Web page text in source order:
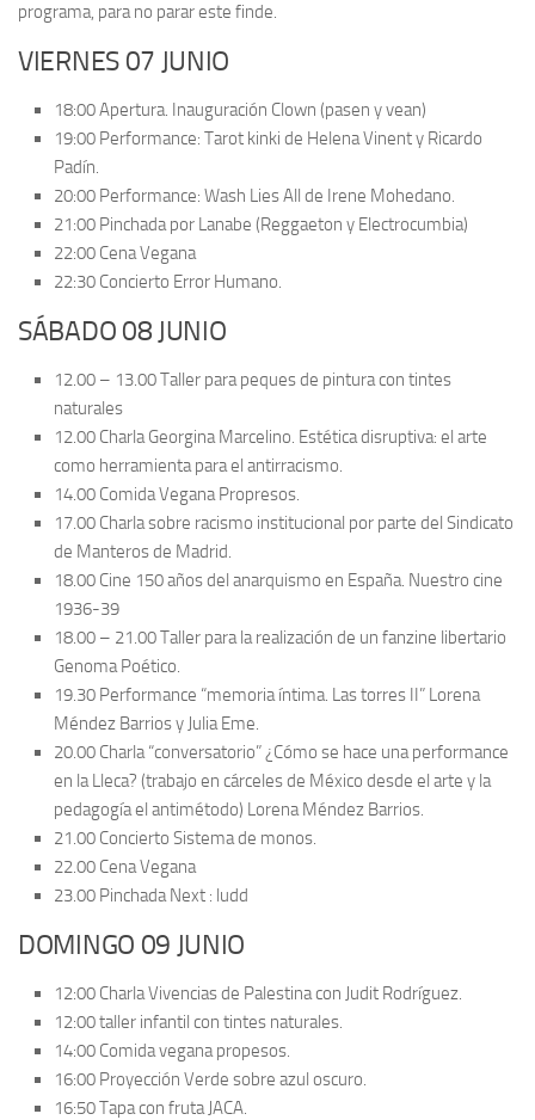
programa, para no parar este finde.
VIERNES 07 JUNIO
18:00 Apertura. Inauguración Clown (pasen y vean)
19:00 Performance: Tarot kinki de Helena Vinent y Ricardo
Padín.
20:00 Performance: Wash Lies All de Irene Mohedano.
21:00 Pinchada por Lanabe (Reggaeton y Electrocumbia)
22:00 Cena Vegana
22:30 Concierto Error Humano.
SÁBADO 08 JUNIO
12.00 – 13.00 Taller para peques de pintura con tintes
naturales
12.00 Charla Georgina Marcelino. Estética disruptiva: el arte
como herramienta para el antirracismo.
14.00 Comida Vegana Propresos.
17.00 Charla sobre racismo institucional por parte del Sindicato
de Manteros de Madrid.
18.00 Cine 150 años del anarquismo en España. Nuestro cine
1936-39
18.00 – 21.00 Taller para la realización de un fanzine libertario
Genoma Poético.
19.30 Performance “memoria íntima. Las torres II” Lorena
Méndez Barrios y Julia Eme.
20.00 Charla “conversatorio” ¿Cómo se hace una performance
en la Lleca? (trabajo en cárceles de México desde el arte y la
pedagogía el antimétodo) Lorena Méndez Barrios.
21.00 Concierto Sistema de monos.
22.00 Cena Vegana
23.00 Pinchada Next : ludd
DOMINGO 09 JUNIO
12:00 Charla Vivencias de Palestina con Judit Rodríguez.
12:00 taller infantil con tintes naturales.
14:00 Comida vegana propesos.
16:00 Proyección Verde sobre azul oscuro.
16:50 Tapa con fruta JACA.